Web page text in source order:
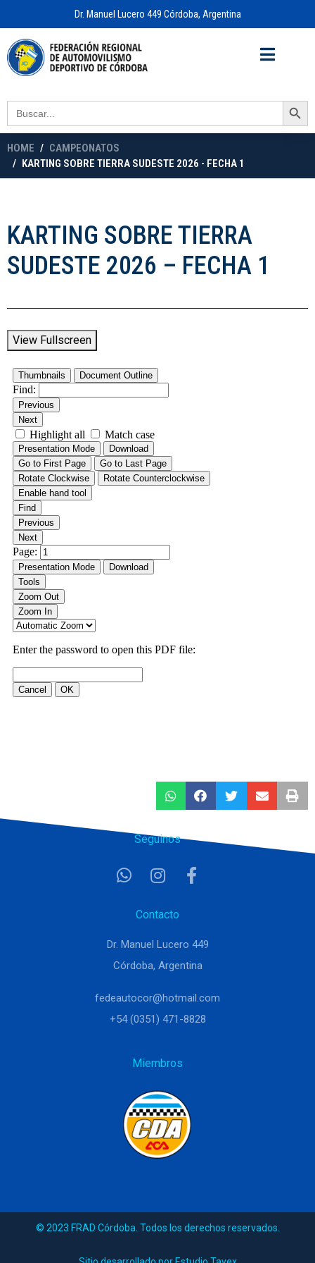
Dr. Manuel Lucero 449 Córdoba, Argentina
Search
for:
Search Button
HOME
CAMPEONATOS
KARTING SOBRE TIERRA SUDESTE 2026 - FECHA 1
KARTING SOBRE TIERRA
SUDESTE 2026 – FECHA 1
View Fullscreen
Seguinos
Contacto
Dr. Manuel Lucero 449
Córdoba, Argentina
fedeautocor@hotmail.com
+54 (0351) 471-8828
Miembros
© 2023 FRAD Córdoba. Todos los derechos reservados.